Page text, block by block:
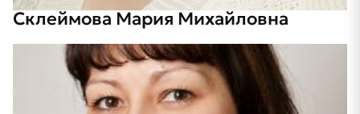
Склеймова Мария Михайловна